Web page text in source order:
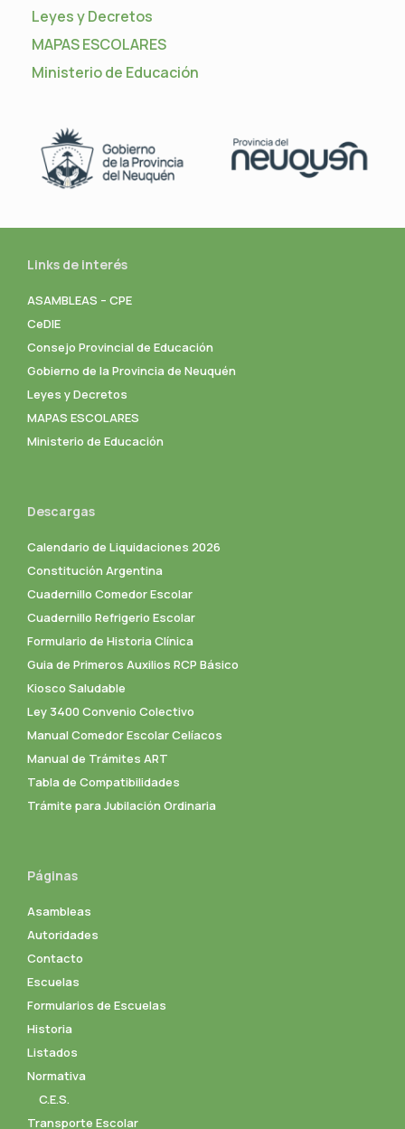
Leyes y Decretos
MAPAS ESCOLARES
Ministerio de Educación
Links de interés
ASAMBLEAS – CPE
CeDIE
Consejo Provincial de Educación
Gobierno de la Provincia de Neuquén
Leyes y Decretos
MAPAS ESCOLARES
Ministerio de Educación
Descargas
Calendario de Liquidaciones 2026
Constitución Argentina
Cuadernillo Comedor Escolar
Cuadernillo Refrigerio Escolar
Formulario de Historia Clínica
Guia de Primeros Auxilios RCP Básico
Kiosco Saludable
Ley 3400 Convenio Colectivo
Manual Comedor Escolar Celíacos
Manual de Trámites ART
Tabla de Compatibilidades
Trámite para Jubilación Ordinaria
Páginas
Asambleas
Autoridades
Contacto
Escuelas
Formularios de Escuelas
Historia
Listados
Normativa
C.E.S.
Transporte Escolar